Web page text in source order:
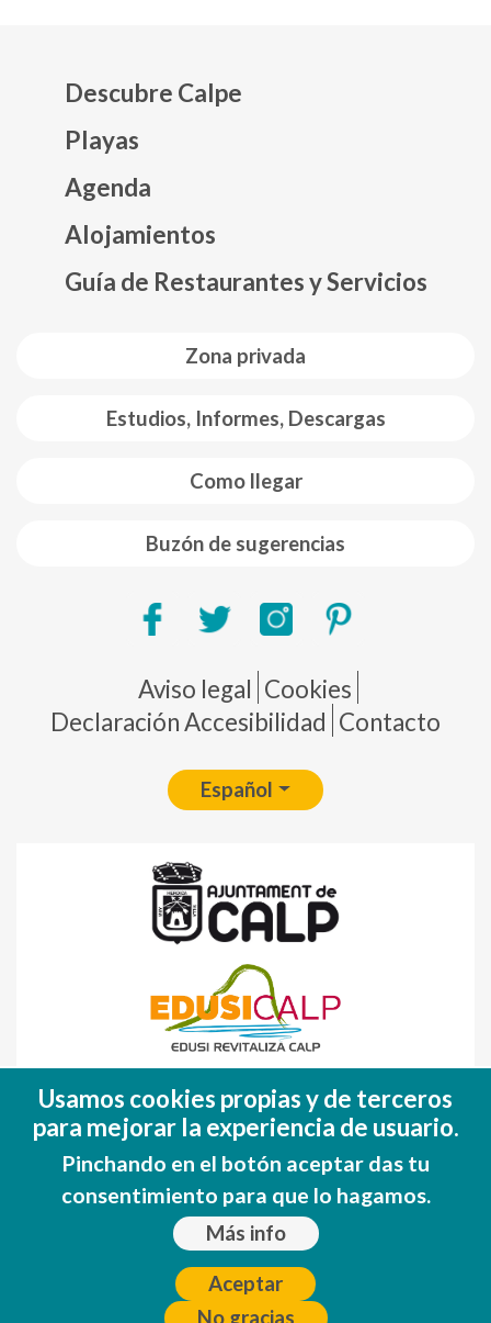
Zona privada
Estudios, Informes, Descargas
Como llegar
Buzón de sugerencias
Descubre Calpe
Playas
Agenda
Alojamientos
Guía de Restaurantes y Servicios
Pie de página
Aviso legal Cookies
Declaración Accesibilidad Contacto
Español
(FEDER)
Una manera de hacer EUROPA
Usamos cookies propias y de terceros
para mejorar la experiencia de usuario.
Pinchando en el botón aceptar das tu
consentimiento para que lo hagamos.
Más info
Aceptar
No gracias